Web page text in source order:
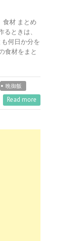
食材 まとめ
ときは、
何日か分を
食材をまと
晩御飯
Read more